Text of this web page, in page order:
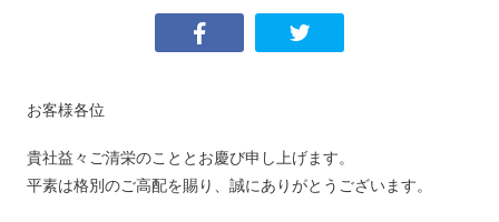
お客様各位
貴社益々ご清栄のこととお慶び申し上げます。
平素は格別のご高配を賜り、誠にありがとうございます。